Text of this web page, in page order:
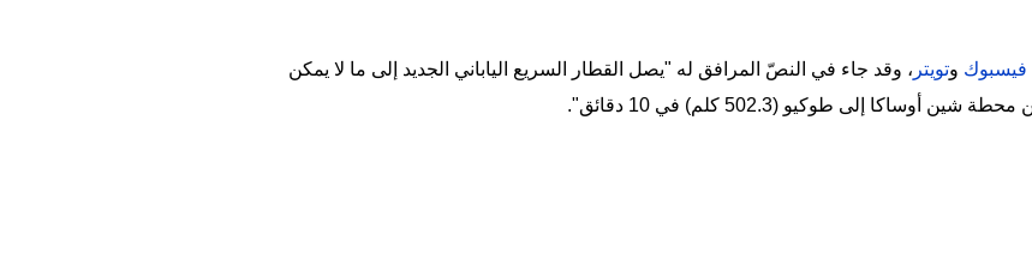
فيسبوك وتويتر ، وقد جاء في النصّ المرافق له "يصل القطار السريع الياباني الجديد إلى ما لا يمكن